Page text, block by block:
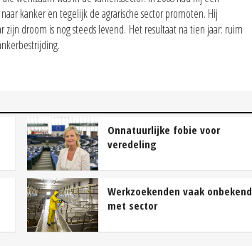
kanker en tegelijk de agrarische sector promoten. Hij
zijn droom is nog steeds levend. Het resultaat na tien jaar: ruim
Onnatuurlijke fobie voor
veredeling
Werkzoekenden vaak onbekend
met sector